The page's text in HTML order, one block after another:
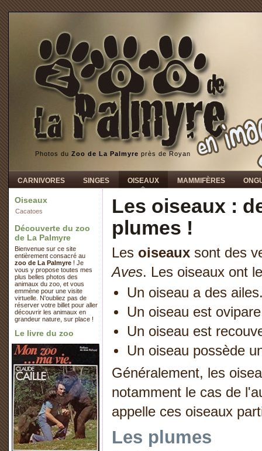
Les oiseaux :
plumes !
Les oiseaux sont des
Aves. Les oiseaux ont
Un oiseau a des
Un oiseau est
Un oiseau est
Un oiseau possède
Généralement, les
notamment le cas de
appelle ces oiseaux
Les plumes
Oiseaux
Cacatoes
Découverte du zoo
de La Palmyre
Bienvenue sur ce site
entièrement consacré au
zoo de La Palmyre ! Je
vous y propose toutes mes
plus belles photos des
animaux du zoo, et vous
emmène pour une visite
virtuelle. N'oubliez pas de
réserver votre billet pour aller
découvrir les animaux en
grandeur nature, sur place !
Le livre du zoo
Photos du Zoo de La Palmyre près de Royan
CARNIVORES SINGES OISEAUX MAMMIFÈRES